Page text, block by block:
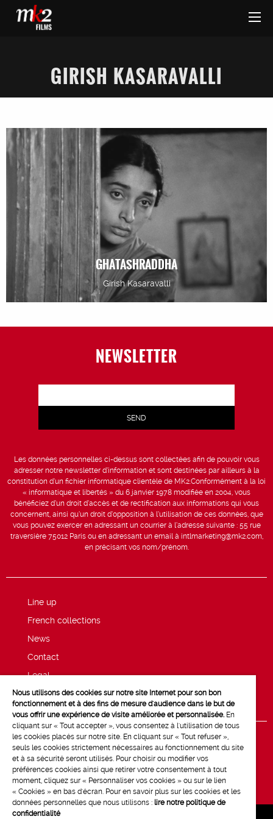
GIRISH KASARAVALLI
GHATASHRADDHA
Girish Kasaravalli
NEWSLETTER
Les données personnelles ci-dessus sont collectées afin de pouvoir vous
adresser notre newsletter d’information et sont destinées par ailleurs à la
constitution d’un fichier informatique clientèle de MK2.Conformément à la loi
« informatique et libertés » du 6 janvier 1978 modifiée en 2004, vous
bénéficiez d’un droit d’accès et de rectification aux informations qui vous
concernent, ainsi qu’un droit d’opposition à l’utilisation de ces données, que
vous pouvez exercer en adressant un courrier à l’adresse suivante : 55 rue
traversière 75012 Paris ou en adressant un email à intlmarketing@mk2.com,
en précisant vos nom/prénom.
Line up
French collections
News
Contact
Legal
Privacy and cookie policy
Nous utilisons des cookies sur notre site Internet pour son bon
fonctionnement et à des fins de mesure d'audience dans le but de
vous offrir une expérience de visite améliorée et personnalisée. En
cliquant sur « Tout accepter », vous consentez à l'utilisation de tous
les cookies placés sur notre site. En cliquant sur « Tout refuser »,
seuls les cookies strictement nécessaires au fonctionnement du site
et à sa sécurité seront utilisés. Pour choisir ou modifier vos
préférences cookies ainsi que retirer votre consentement à tout
moment, cliquez sur « Personnaliser vos cookies » ou sur le lien
« Cookies » en bas d'écran. Pour en savoir plus sur les cookies et les
données personnelles que nous utilisons : lire notre politique de
confidentialité